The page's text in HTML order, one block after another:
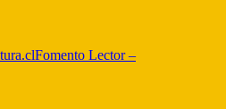
Fomento Lector –